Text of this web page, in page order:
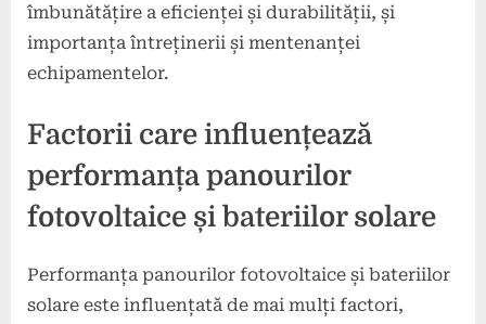
îmbunătățire a eficienței și durabilității, și
importanța întreținerii și mentenanței
echipamentelor.
Factorii care influențează
performanța panourilor
fotovoltaice și bateriilor solare
Performanța panourilor fotovoltaice și bateriilor
solare este influențată de mai mulți factori,